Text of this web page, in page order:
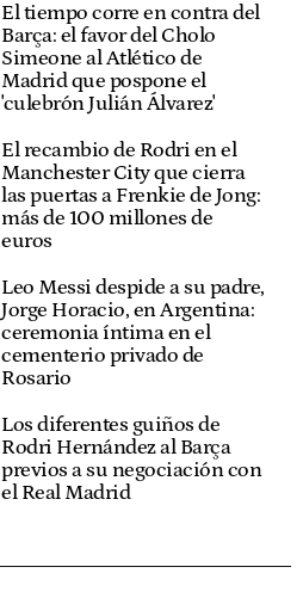
El tiempo corre en contra del
Barça: el favor del Cholo
Simeone al Atlético de
Madrid que pospone el
'culebrón Julián Álvarez'
El recambio de Rodri en el
Manchester City que cierra
las puertas a Frenkie de Jong:
más de 100 millones de
euros
Leo Messi despide a su padre,
Jorge Horacio, en Argentina:
ceremonia íntima en el
cementerio privado de
Rosario
Los diferentes guiños de
Rodri Hernández al Barça
previos a su negociación con
el Real Madrid